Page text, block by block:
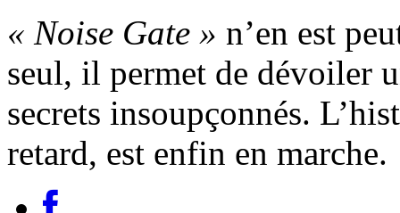
« Noise Gate » n’en est
seul, il permet de dévoiler
secrets insoupçonnés.
retard, est enfin en marche.